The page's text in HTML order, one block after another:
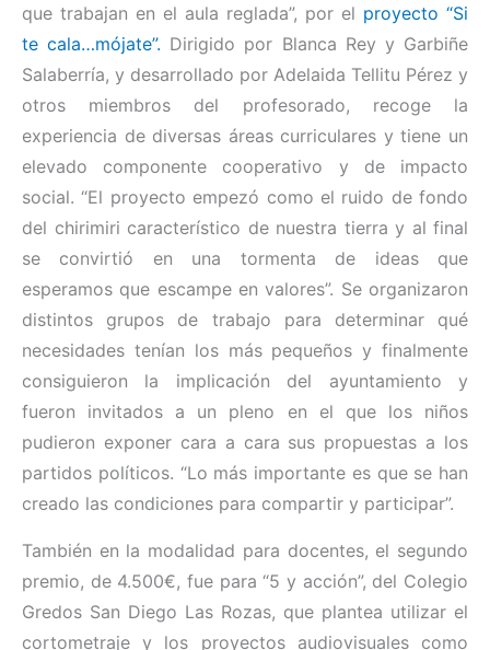
que trabajan en el aula reglada”, por el proyecto “Si
te cala…mójate”. Dirigido por Blanca Rey y Garbiñe
Salaberría, y desarrollado por Adelaida Tellitu Pérez y
otros miembros del profesorado, recoge la
experiencia de diversas áreas curriculares y tiene un
elevado componente cooperativo y de impacto
social. “El proyecto empezó como el ruido de fondo
del chirimiri característico de nuestra tierra y al final
se convirtió en una tormenta de ideas que
esperamos que escampe en valores”. Se organizaron
distintos grupos de trabajo para determinar qué
necesidades tenían los más pequeños y finalmente
consiguieron la implicación del ayuntamiento y
fueron invitados a un pleno en el que los niños
pudieron exponer cara a cara sus propuestas a los
partidos políticos. “Lo más importante es que se han
creado las condiciones para compartir y participar”.
También en la modalidad para docentes, el segundo
premio, de 4.500€, fue para “5 y acción”, del Colegio
Gredos San Diego Las Rozas, que plantea utilizar el
cortometraje y los proyectos audiovisuales como